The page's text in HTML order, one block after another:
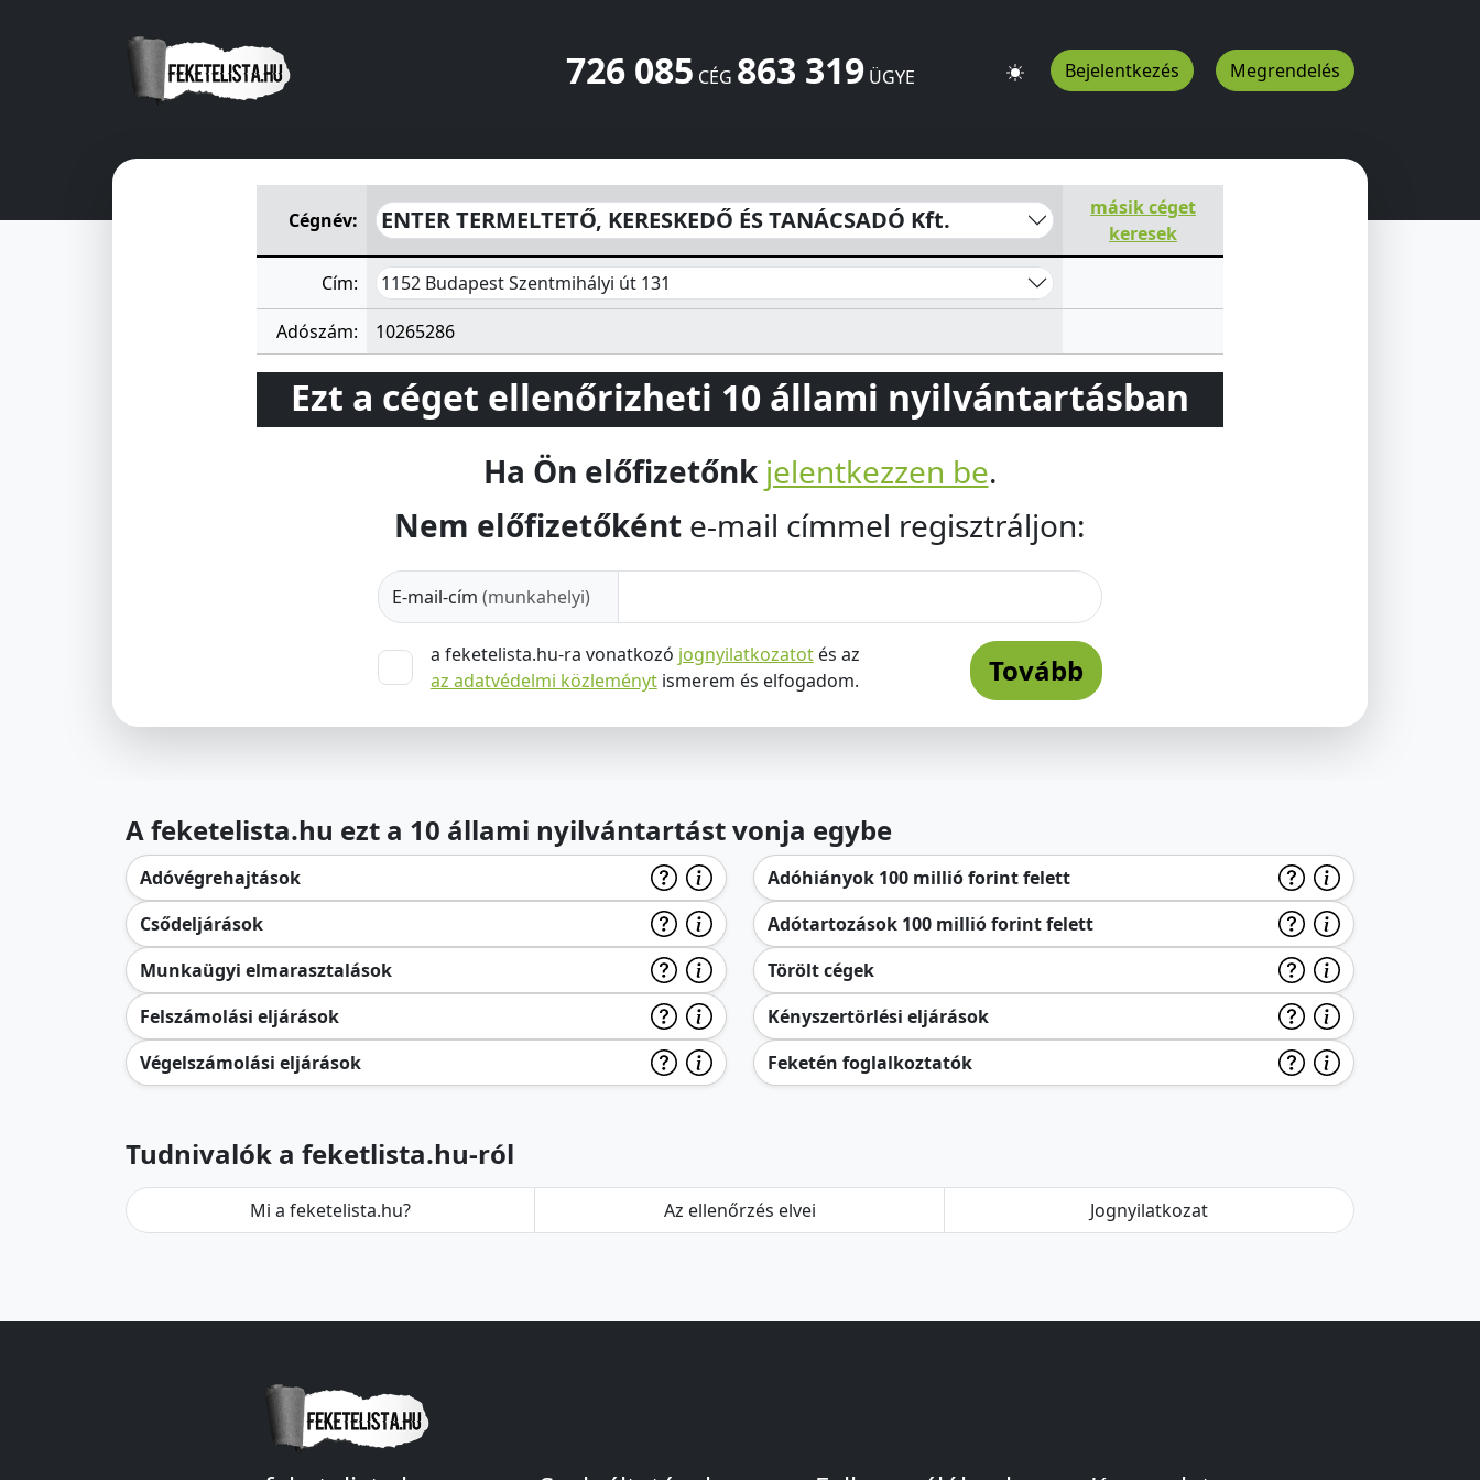
726 085 CÉG 863 319ÜGYE Bejelentkezés Megrendelés
ENTER TERMELTETŐ, KERESKEDŐ ÉS TANÁCSADÓ Kft.Szentmihályi út 131Budapest1152HU
Cégnév:
ENTER TERMELTETŐ, KERESKEDŐ ÉS TANÁCSADÓ Kft.
másik céget
keresek
Cím: 1152 Budapest Szentmihályi út 131
Adószám: 10265286
Ezt a céget ellenőrizheti 10 állami nyilvántartásban
Ha Ön előfizetőnk jelentkezzen be.
Nem előfizetőként e-mail címmel regisztráljon:
E-mail-cím (munkahelyi)
a feketelista.hu-ra vonatkozó jognyilatkozatotés az
az adatvédelmi közleménytismerem és elfogadom. Tovább
A feketelista.hu ezt a 10 állami nyilvántartást vonja egybe
Adóvégrehajtások
Csődeljárások
Munkaügyi elmarasztalások
Felszámolási eljárások
Végelszámolási eljárások
Adóhiányok 100 millió forint felett
Adótartozások 100 millió forint felett
Törölt cégek
Kényszertörlési eljárások
Feketén foglalkoztatók
Tudnivalók a feketlista.hu-ról
Mi a feketelista.hu? Az ellenőrzés elvei Jognyilatkozat